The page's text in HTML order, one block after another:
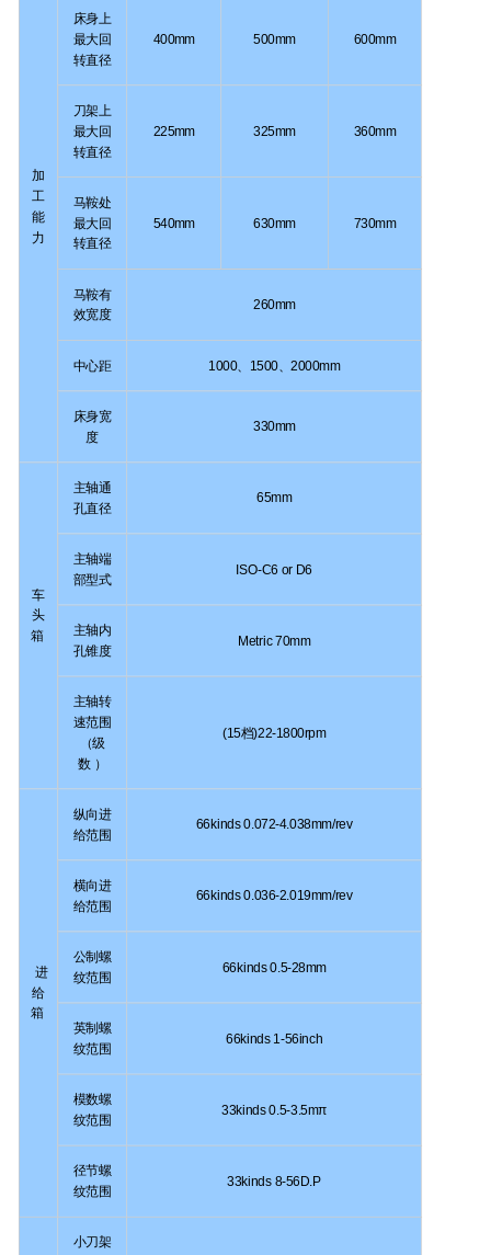
加
工
能
力
床身上
最大回
转直径
400mm 500mm 600mm
刀架上
最大回
转直径
225mm 325mm 360mm
马鞍处
最大回
转直径
540mm 630mm 730mm
马鞍有
效宽度
260mm
中心距 1000、 1500、2000mm
床身宽
度
330mm
车
头
箱
主轴通
孔直径
65mm
主轴端
部型式
ISO-C6 or D6
主轴内
孔锥度
Metric 70mm
主轴转
速范围
（级
数 ）
(15档)22-1800rpm
进
给
箱
纵向进
给范围
66kinds 0.072-4.038mm/rev
横向进
给范围
66kinds 0.036-2.019mm/rev
公制螺
纹范围
66kinds 0.5-28mm
英制螺
纹范围
66kinds 1-56inch
模数螺
纹范围
33kinds 0.5-3.5mπ
径节螺
纹范围
33kinds 8-56D.P
小刀架